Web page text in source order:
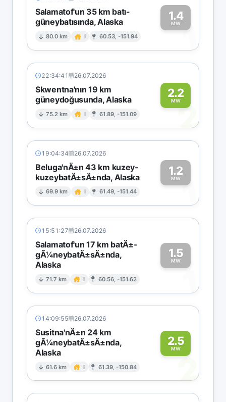
Salamatof'un 35 km batı-
güneybatısında, Alaska
80.0 km I 60.53, -151.94
1.4
MW1
22:34:41 26.07.2026
Skwentna'nın 19 km
güneydoğusunda, Alaska
75.2 km I 61.89, -151.09
2.2
MW2
19:04:34 26.07.2026
Beluga'nÄ±n 43 km kuzey-
kuzeybatÄ±sÄ±nda, Alaska
69.9 km I 61.49, -151.44
1.2
MW1
15:51:27 26.07.2026
Salamatof'un 17 km batÄ±-
gÃ¼neybatÄ±sÄ±nda,
Alaska
71.7 km I 60.56, -151.62
1.5
MW
1
14:09:55 26.07.2026
Susitna'nÄ±n 24 km
gÃ¼neybatÄ±sÄ±nda,
Alaska
61.6 km I 61.39, -150.84
2.5
MW
2